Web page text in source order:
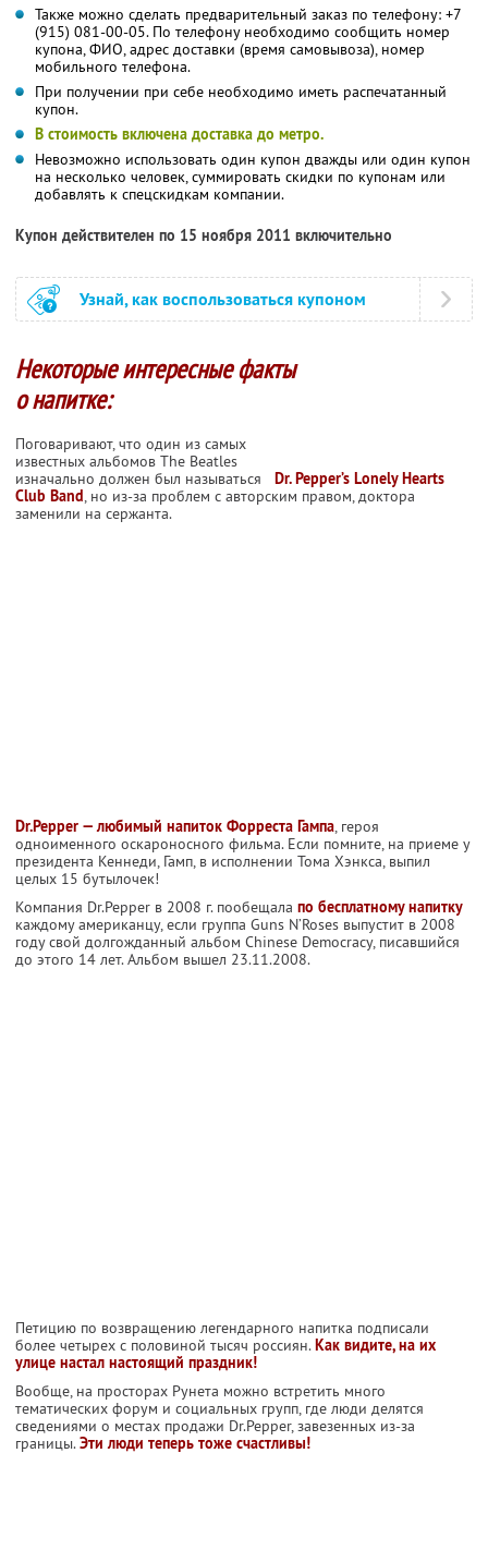
Также можно сделать предварительный заказ по телефону: +7
(915) 081-00-05. По телефону необходимо сообщить номер
купона, ФИО, адрес доставки (время самовывоза), номер
мобильного телефона.
При получении при себе необходимо иметь распечатанный
купон.
В стоимость включена доставка до метро.
Невозможно использовать один купон дважды или один купон
на несколько человек, суммировать скидки по купонам или
добавлять к спецскидкам компании.
Купон действителен по 15 ноября 2011 включительно
Узнай, как воспользоваться купоном
Некоторые интересные факты
о напитке:
Поговаривают, что один из самых
известных альбомов The Beatles
изначально должен был называться
Dr. Pepper’s Lonely Hearts
Club Band, но из-за проблем с авторским правом, доктора
заменили на сержанта.
Dr.Pepper — любимый напиток Форреста Гампа, героя
одноименного оскароносного фильма. Если помните, на приеме у
президента Кеннеди, Гамп, в исполнении Тома Хэнкса, выпил
целых 15 бутылочек!
Компания Dr.Pepper в 2008 г. пообещала по бесплатному напитку
каждому американцу, если группа Guns N’Roses выпустит в 2008
году свой долгожданный альбом Chinese Democracy, писавшийся
до этого 14 лет. Альбом вышел 23.11.2008.
Петицию по возвращению легендарного напитка подписали
более четырех с половиной тысяч россиян.Как видите, на их
улице настал настоящий праздник!
Вообще, на просторах Рунета можно встретить много
тематических форум и социальных групп, где люди делятся
сведениями о местах продажи Dr.Pepper, завезенных из-за
границы.Эти люди теперь тоже счастливы!